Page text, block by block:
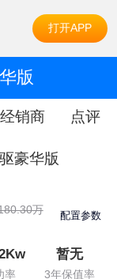
打开APP
版
经销商 点评
豪华版
万 配置参数
率
暂无
3年保值率